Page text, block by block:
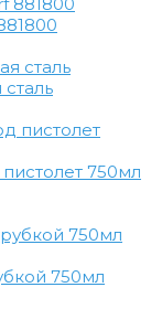
750мл
750мл